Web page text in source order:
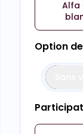
Alfa
Option